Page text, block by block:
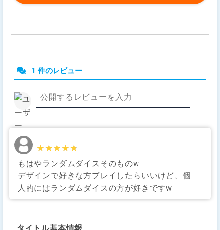
1 件のレビュー
★★★★★
★★★★★
もはやランダムダイスそのものw
デザインで好きな方プレイしたらいいけど、個
人的にはランダムダイスの方が好きですw
タイトル基本情報